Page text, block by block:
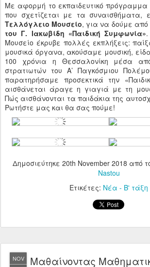
Με αφορμή το εκπαιδευτικό πρόγραμμα
που σχετίζεται με τα συναισθήματα,
Τελλόγλειο Μουσείο, για να δούμε από
του Γ. Ιακωβίδη «Παιδική Συμφωνία»
Μουσείο έκρυβε πολλές εκπλήξεις:
μουσικά όργανα, ακούσαμε μουσική,
100 χρόνια η Θεσσαλονίκη μέσα
στρατιωτών του Α’ Παγκόσμιου
παρατηρήσαμε προσεκτικά την
αισθάνεται άραγε η γιαγιά με τη
Πώς αισθάνονται τα παιδάκια της
Ρωτήστε μας και θα σας πούμε!
Δημοσιεύτηκε 20th November 2018 από
Nastou
Ετικέτες: Νέα - Β' τάξη
NOV Μαθαίνοντας